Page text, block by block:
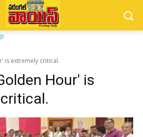
is extremely critical.
Hour' is